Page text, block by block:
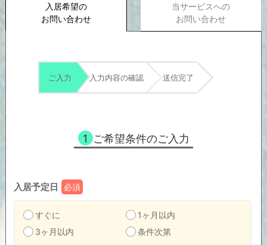
入居希望の
お問い合わせ
当サービスへの
お問い合わせ
ご入力 入力内容の確認 送信完了
1 ご希望条件のご入力
入居予定日 必須
すぐに
1ヶ月以内
3ヶ月以内
条件次第